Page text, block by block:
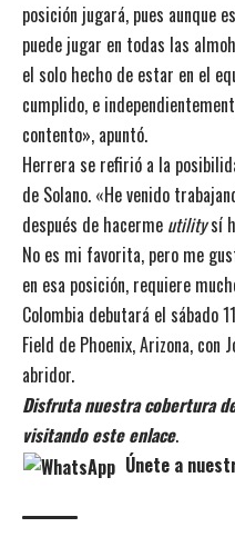
posición jugará, pues aunque
puede jugar en todas las
el solo hecho de estar en el
cumplido, e
contento», apuntó.
Herrera se refirió a la
de Solano. «He venido
después de hacerme utilitysí
No es mi favorita, pero me
en esa posición, requiere
Colombia debutará el sábado
Field de Phoenix, Arizona, con
abridor.
Disfruta nuestra cobertura
visitando este enlace.
Únete a